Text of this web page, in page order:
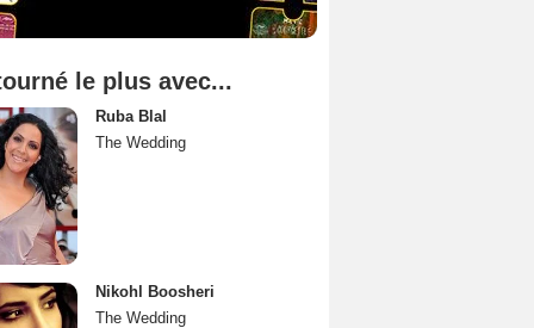
le plus avec...
Ruba Blal
The Wedding
Nikohl Boosheri
The Wedding